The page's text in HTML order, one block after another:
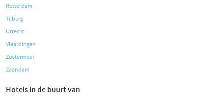
Rotterdam
Tilburg
Utrecht
Vlaardingen
Zoetermeer
Zaandam
Hotels in de buurt van